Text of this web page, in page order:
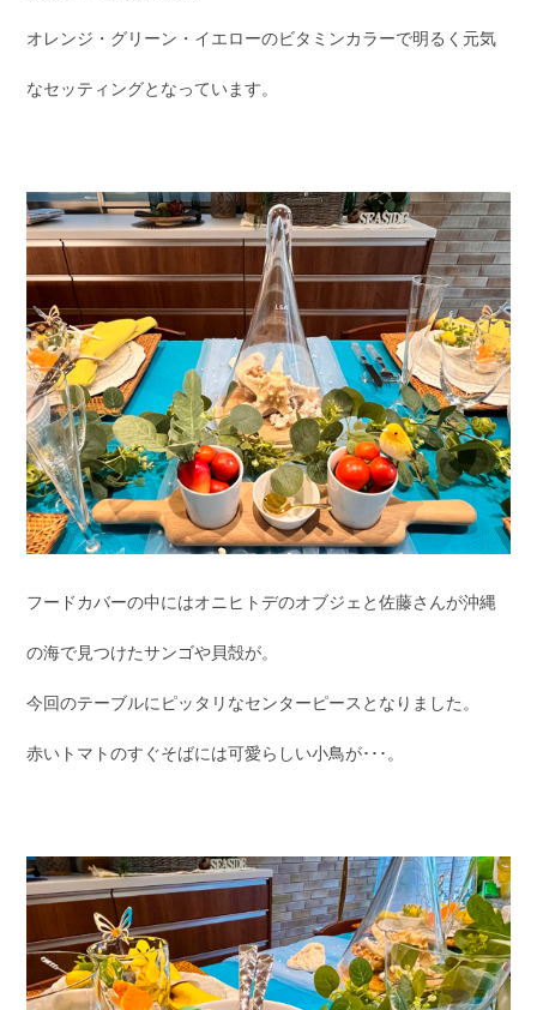
オレンジ・グリーン・イエローのビタミンカラーで明るく元気
なセッティングとなっています。
フードカバーの中にはオニヒトデのオブジェと佐藤さんが沖縄
の海で見つけたサンゴや貝殻が。
今回のテーブルにピッタリなセンターピースとなりました。
赤いトマトのすぐそばには可愛らしい小鳥が･･･。